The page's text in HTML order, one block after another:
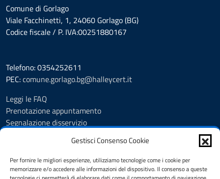
Gestisci Consenso Cookie
Per fornire le migliori esperienze, utilizziamo tecnologie come i cookie per
memorizzare e/o accedere alle informazioni del dispositivo. Il consenso a queste
Comune di Gorlago
Viale Facchinetti, 1, 24060 Gorlago (BG)
Codice fiscale / P. IVA:00251880167
Telefono: 0354252611
PEC:comune.gorlago.bg@halleycert.it
Leggi le FAQ
Prenotazione appuntamento
Segnalazione disservizio
Cookie Policy
Informativa privacy